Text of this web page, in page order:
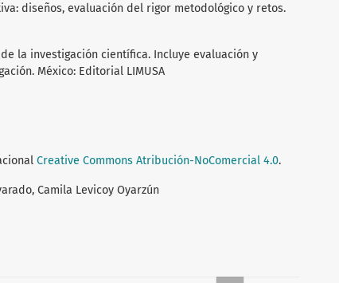
diseños, evaluación del rigor metodológico y retos.
de la investigación científica. Incluye evaluación y
México: Editorial LIMUSA
Creative Commons Atribución-NoComercial 4.0.
Camila Levicoy Oyarzún